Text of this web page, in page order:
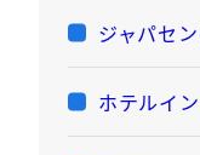
ジャパセ
ホテルイ